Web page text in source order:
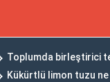
Toplumda birleştirici
Kükürtlü limon tuzu